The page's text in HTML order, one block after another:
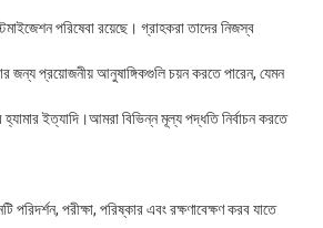
পরিষেবা রয়েছে। গ্রাহকরা তাদের নিজস্ব
জন্য প্রয়োজনীয় আনুষাঙ্গিকগুলি চয়ন করতে পারেন, যেমন
হ্যামার ইত্যাদি।আমরা বিভিন্ন মূল্য পদ্ধতি নির্বাচন করতে
পরিদর্শন, পরীক্ষা, পরিষ্কার এবং রক্ষণাবেক্ষণ করব যাতে